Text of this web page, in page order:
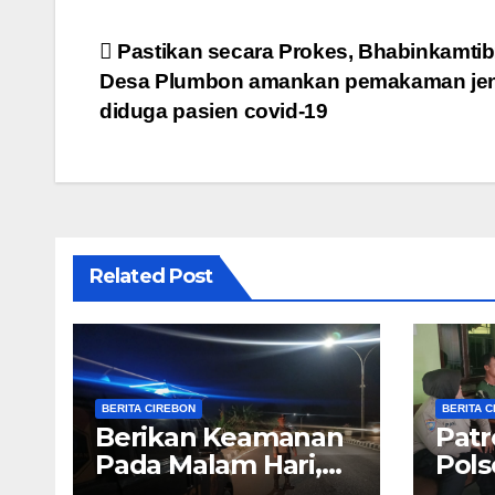
Navigasi
pos
Pastikan secara Prokes,
Desa Plumbon amankan pemakaman
diduga pasien covid-19
Related Post
BERITA CIREBON
Berikan Keamanan
Pada Malam Hari,
BERITA